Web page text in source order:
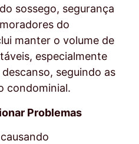
sossego, segurança
do
manter o volume de
especialmente
seguindo as
condominial.
Problemas